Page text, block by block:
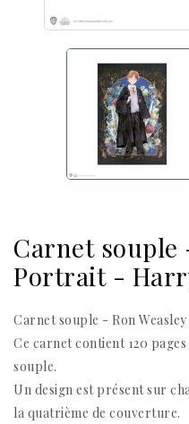
Carnet souple
Portrait -
Carnet souple - Ron
Ce carnet contient 120
souple.
Un design est présent sur
la quatrième de couverture.